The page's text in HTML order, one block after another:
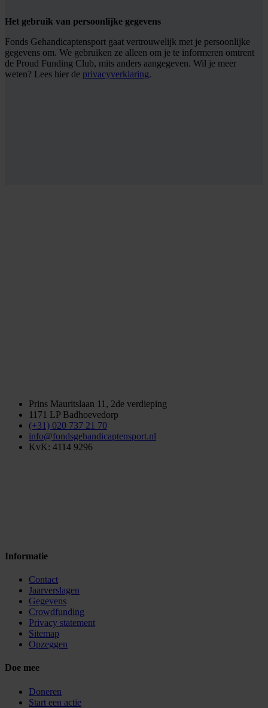
Het gebruik van persoonlijke gegevens
Fonds Gehandicaptensport gaat vertrouwelijk met je persoonlijke
gegevens om. We gebruiken ze alleen om je te informeren omtrent
de Proud Funding Club, mits anders aangegeven. Wil je meer
weten? Lees hier de privacyverklaring.
Prins Mauritslaan 11, 2de verdieping
1171 LP Badhoevedorp
(+31) 020 737 21 70
info@fondsgehandicaptensport.nl
KvK: 4114 9296
Informatie
Contact
Jaarverslagen
Gegevens
Crowdfunding
Privacy statement
Sitemap
Opzeggen
Doe mee
Doneren
Start een actie